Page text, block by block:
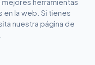
en la web. Si tienes
nuestra página de